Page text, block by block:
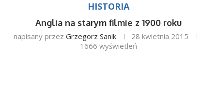
HISTORIA
Anglia na starym filmie z 1900 roku
napisany przez Grzegorz Sanik
28 kwietnia 2015
1666 wyświetleń